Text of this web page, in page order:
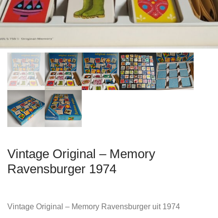
Vintage Original – Memory
Ravensburger 1974
Vintage Original – Memory Ravensburger uit 1974